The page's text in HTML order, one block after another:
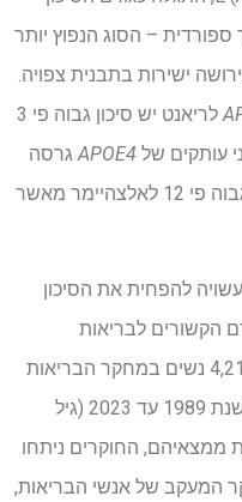
– הסוג הנפוץ יותר
ישירות בתבנית צפויה.
לריאנט יש סיכון גבוה פי 3
APOE4גרסה
הומוזיגוס) יש סיכון גבוה פי 12 לאלצהיימר מאשר
להפחית את הסיכון
הקשורים לבריאות
קוגניטיבית, הצוות ניתח נתונים של 4,215 נשים במחקר הבריאות
של האחיות, בעקבות המשתתפים משנת 1989 עד 2023 (גיל
את ממצאיהם, החוקרים ניתחו
גברים במחקר המעקב של אנשי הבריאות,